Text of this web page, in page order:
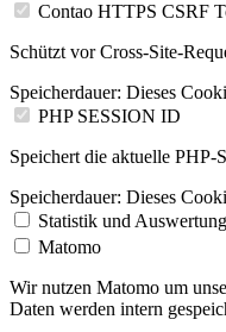
Contao HTTPS CSRF
Schützt vor Cross-Site-
Speicherdauer: Dieses
PHP SESSION ID
Speichert die aktuelle PHP-
Speicherdauer: Dieses
Statistik und Auswertung
Matomo
Wir nutzen Matomo um
Daten werden intern